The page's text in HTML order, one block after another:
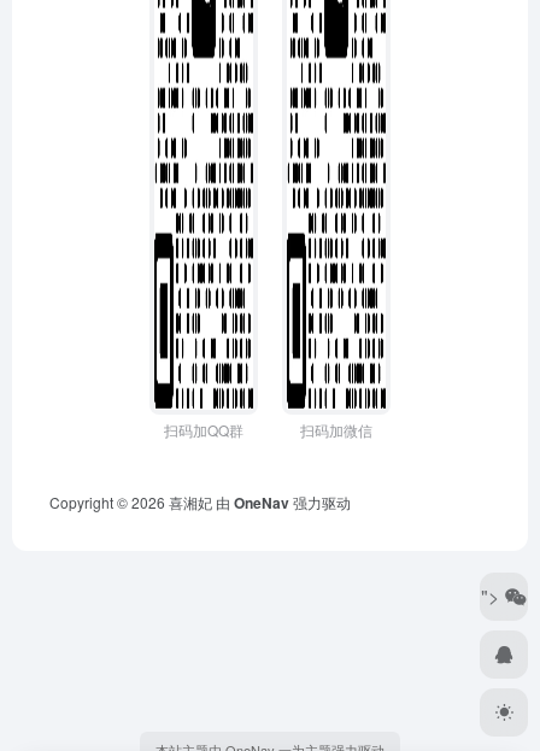
扫码加QQ群 扫码加微信
Copyright © 2026 喜湘妃 由 OneNav强力驱动
">